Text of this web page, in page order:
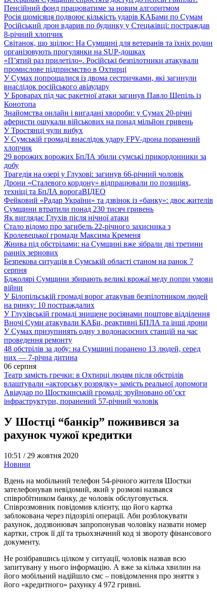
Пенсійний фонд працюватиме за новим алгоритмом
Росія щомісяця подвоює кількість ударів КАБами по Сумам
Російський дрон вдарив по будинку у Стецьківці: постраждав
8-річний хлопчик
Світанок, що зцілює: На Сумщині для ветеранів та їхніх родин
організовують прогулянки на SUP-дошках
«П’ятий раз прилетіло». Російські безпілотники атакували
промислове підприємство в Охтирці
У Сумах попрощалися із двома сестричками, які загинули
внаслідок російського авіаудару
У Броварах під час ракетної атаки загинув Павло Шепіль із
Конотопа
Знайомства онлайн і вигадані хвороби: у Сумах 20-річні
аферисти ошукали військових на понад мільйон гривень
У Тростянці чули вибух
У Сумській громаді внаслідок удару FPV-дрона поранений
хлопчик
29 ворожих ворожих БпЛА збили сумські прикордонники за
добу
Трагедія на озері у Глухові: загинув 66-річний чоловік
Дрони «Сталевого кордону» відпрацювали по позиціях,
техніці та БпЛА ворогаВІДЕО
Фейковий «Радар України» та дзвінок із «банку»: двоє жителів
Сумщини втратили понад 230 тисяч гривень
Як виглядає Глухів після нічної атаки
Стало відомо про загибель 22-річного захисника з
Кролевецької громади Максима Кременя
Жнива під обстрілами: на Сумщині вже зібрали дві третини
ранніх зернових
Безпекова ситуація в Сумській області станом на ранок 7
серпня
Бджолярі Сумщини збирають великі врожаї меду попри умови
війни
У Білопільській громаді ворог атакував безпілотником людей
на ринку: 10 постраждалих
У Глухівській громаді знищене росіянами поштове відділення
Вночі Суми атакували КАБи, реактивні БПЛА та інші дрони
У Сумах призупинять одну з водонасосних станцій на час
проведення ремонту
48 обстрілів за добу: на Сумщині поранено 13 людей, серед
них — 7-річна дитина
06 серпня
Театр замість гречки: в Охтирці людям після обстрілів
влаштували «акторську розрядку» замість реальної допомоги
Авіаудар по Шосткинській громаді: зруйновано об’єкт
інфраструктури, поранений 57-річний чоловік
У Шостці “банкір” поживився за
рахунок чужої кредитки
10:51 / 29 жовтня 2020
Новини
Вдень на мобільний телефон 54-річного жителя Шостки
зателефонував невідомий, який у розмові назвався
співробітником банку, де чоловік обслуговується.
Співрозмовник повідомив клієнту, що його картка
заблокована через підозрілі операції. Аби розблокувати
рахунок, додзвонювач запропонував чоловіку назвати номер
картки, строк її дії та трьохзначний код зі звороту фінансового
документу.
Не розібравшись цілком у ситуації, чоловік назвав всю
запитувану у нього інформацію. А вже за кілька хвилин на
його мобільний надійшло смс – повідомлення про зняття з
його «кредитного» рахунку 4 972 гривні.